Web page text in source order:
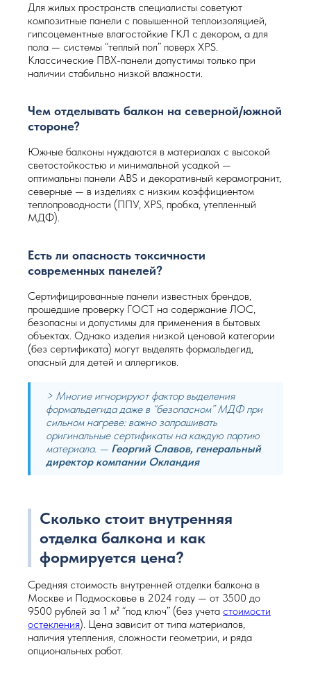
Для жилых пространств специалисты советуют
композитные панели с повышенной теплоизоляцией,
гипсоцементные влагостойкие ГКЛ с декором, а для
пола — системы “теплый пол” поверх XPS.
Классические ПВХ-панели допустимы только при
наличии стабильно низкой влажности.
Чем отделывать балкон на северной/южной
стороне?
Южные балконы нуждаются в материалах с высокой
светостойкостью и минимальной усадкой —
оптимальны панели ABS и декоративный керамогранит,
северные — в изделиях с низким коэффициентом
теплопроводности (ППУ, XPS, пробка, утепленный
МДФ).
Есть ли опасность токсичности
современных панелей?
Сертифицированные панели известных брендов,
прошедшие проверку ГОСТ на содержание ЛОС,
безопасны и допустимы для применения в бытовых
объектах. Однако изделия низкой ценовой категории
(без сертификата) могут выделять формальдегид,
опасный для детей и аллергиков.
> Многие игнорируют фактор выделения
формальдегида даже в “безопасном” МДФ при
сильном нагреве: важно запрашивать
оригинальные сертификаты на каждую партию
материала. — Георгий Славов, генеральный
директор компании Окландия
Сколько стоит внутренняя
отделка балкона и как
формируется цена?
Средняя стоимость внутренней отделки балкона в
Москве и Подмосковье в 2024 году — от 3500 до
9500 рублей за 1 м² “под ключ” (без учета стоимости
остекления). Цена зависит от типа материалов,
наличия утепления, сложности геометрии, и ряда
опциональных работ.